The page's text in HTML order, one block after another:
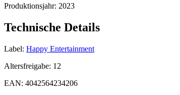
Produktionsjahr: 2023
Technische Details
Label: Happy Entertainment
Altersfreigabe: 12
EAN: 4042564234206